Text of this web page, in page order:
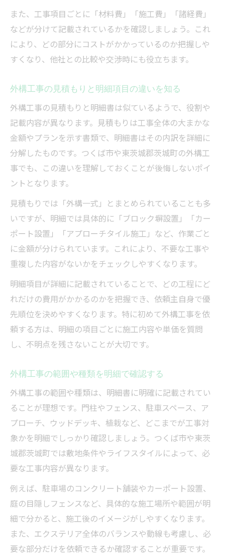
外構工事で安心できる明細提示の見抜き方
新築やリフォーム時に役立つ明細の見極め方
外構工事明細で新築リフォームの違いを知
外構工事明細の優先順位を決めるポイント
外構工事の見積もり明細で適正費用を見抜
く
外構工事の明細比較と後回し項目の考え方
外構工事明細でリフォーム時の注意点を確
認
明細から見える外構工事費用の最適化
外構工事明細でコスト配分を把握する方法
外構工事費用の無駄を明細で減らすコツ
外構工事明細から優先項目を抽出する手順
外構工事明細でコスト調整する具体策
外構工事費用の内訳を明細で分析しよう
素材選びで変わる外構工事の仕上がり
外構工事明細で素材の種類を確認する方法
外構工事の明細と仕上がりイメージの関係
外構工事明細で耐久性やメンテ性を比較す
外構工事明細から選ぶおすすめ素材ポイン
ト
外構工事で素材費用を明細でチェックしよ
う
また、工事項目ごとに「材料費」「施工費」「諸経費」
などが分けて記載されているかを確認しましょう。これ
により、どの部分にコストがかかっているのか把握しや
すくなり、他社との比較や交渉時にも役立ちます。
外構工事の見積もりと明細項目の違いを知る
外構工事の見積もりと明細書は似ているようで、役割や
記載内容が異なります。見積もりは工事全体の大まかな
金額やプランを示す書類で、明細書はその内訳を詳細に
分解したものです。つくば市や東茨城郡茨城町の外構工
事でも、この違いを理解しておくことが後悔しないポイ
ントとなります。
見積もりでは「外構一式」とまとめられていることも多
いですが、明細では具体的に「ブロック塀設置」「カー
ポート設置」「アプローチタイル施工」など、作業ごと
に金額が分けられています。これにより、不要な工事や
重複した内容がないかをチェックしやすくなります。
明細項目が詳細に記載されていることで、どの工程にど
れだけの費用がかかるのかを把握でき、依頼主自身で優
先順位を決めやすくなります。特に初めて外構工事を依
頼する方は、明細の項目ごとに施工内容や単価を質問
し、不明点を残さないことが大切です。
外構工事の範囲や種類を明細で確認する
外構工事の範囲や種類は、明細書に明確に記載されてい
ることが理想です。門柱やフェンス、駐車スペース、ア
プローチ、ウッドデッキ、植栽など、どこまでが工事対
象かを明細でしっかり確認しましょう。つくば市や東茨
城郡茨城町では敷地条件やライフスタイルによって、必
要な工事内容が異なります。
例えば、駐車場のコンクリート舗装やカーポート設置、
庭の目隠しフェンスなど、具体的な施工場所や範囲が明
細で分かると、施工後のイメージがしやすくなります。
また、エクステリア全体のバランスや動線も考慮し、必
要な部分だけを依頼できるか確認することが重要です。